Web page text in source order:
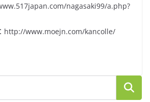
nagasaki99/a.php?
：http://www.moejn.com/kancolle/